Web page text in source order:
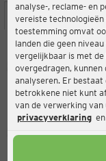
analyse-, reclame- en
vereiste technologieën
toestemming omvat
landen die geen
vergelijkbaar is met de
overgedragen,
analyseren. Er bestaat
betrokkene niet kunt
van de verwerking van
privacyverklaring
LOCATIE SERVICES
Zum
Open